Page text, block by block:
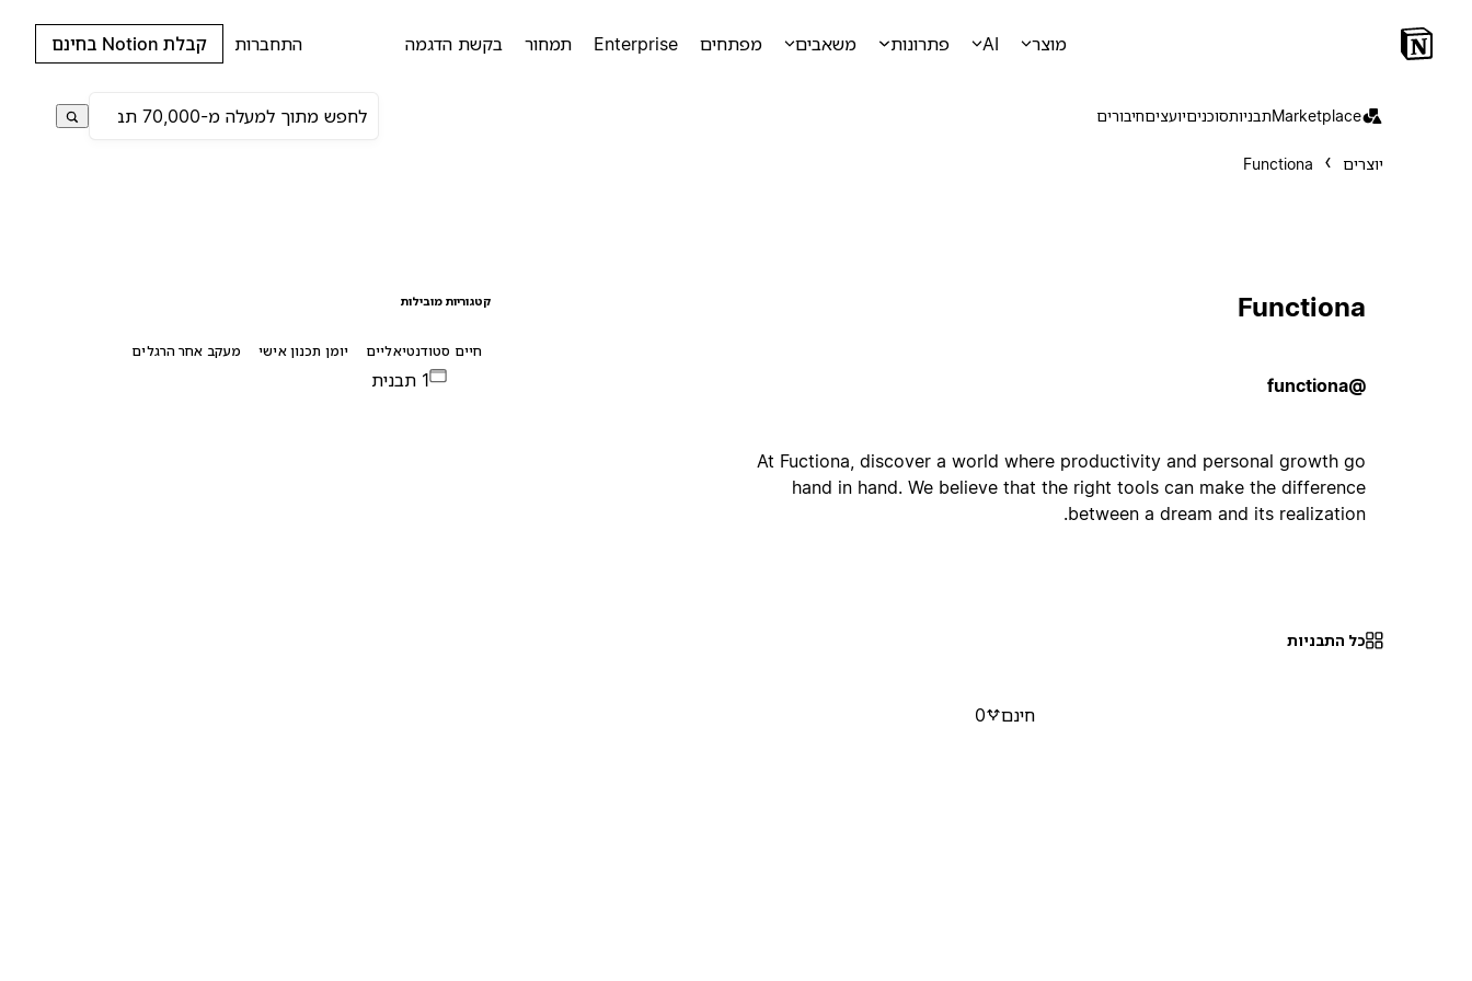
מוצר AI פתרונות משאבים מפתחים Enterprise תמחור בקשת הדגמה התחברות קבלת Notion בחינם
Marketplaceתבניותסוכניםיועציםחיבורים
יוצרים Functiona
Functiona
@functiona
At Fuctiona, discover a world where productivity and personal growth go
hand in hand. We believe that the right tools can make the difference
between a dream and its realization.
קטגוריות מובילות
חיים סטודנטיאליים יומן תכנון אישי מעקב אחר הרגלים
1 תבנית
כל התבניות
חינם 0